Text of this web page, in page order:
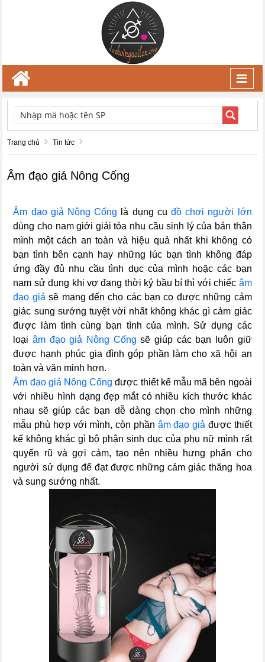
TÌM KIẾM
Trang chủ Tin tức
Âm đạo giả Nông Cống
Âm đạo giả Nông Cống là dụng cụ đồ chơi người lớn
dùng cho nam giới giải tỏa nhu cầu sinh lý của bản thân
mình một cách an toàn và hiệu quả nhất khi không có
bạn tình bên cạnh hay những lúc bạn tình không đáp
ứng đầy đủ nhu cầu tình dục của mình hoặc các bạn
nam sử dụng khi vợ đang thời ký bầu bí thì với chiếc âm
đạo giả sẽ mang đến cho các bạn co được những cảm
giác sung sướng tuyệt vời nhất không khác gì cảm giác
được làm tình cùng bạn tình của mình. Sử dụng các
loạiâm đạo giả Nông Cống sẽ giúp các bạn luôn giữ
được hạnh phúc gia đình góp phần làm cho xã hội an
toàn và văn minh hơn.
Âm đạo giả Nông Cống được thiết kế mẫu mã bên ngoài
với nhiều hình dạng đẹp mắt có nhiều kích thước khác
nhau sẽ giúp các bạn dễ dàng chọn cho mình những
mẫu phù hợp với mình, còn phần âm đạo giả được thiết
kế không khác gì bộ phận sinh dục của phụ nữ mình rất
quyến rũ và gợi cảm, tạo nên nhiều hưng phấn cho
người sử dụng để đạt được những cảm giác thăng hoa
và sung sướng nhất.